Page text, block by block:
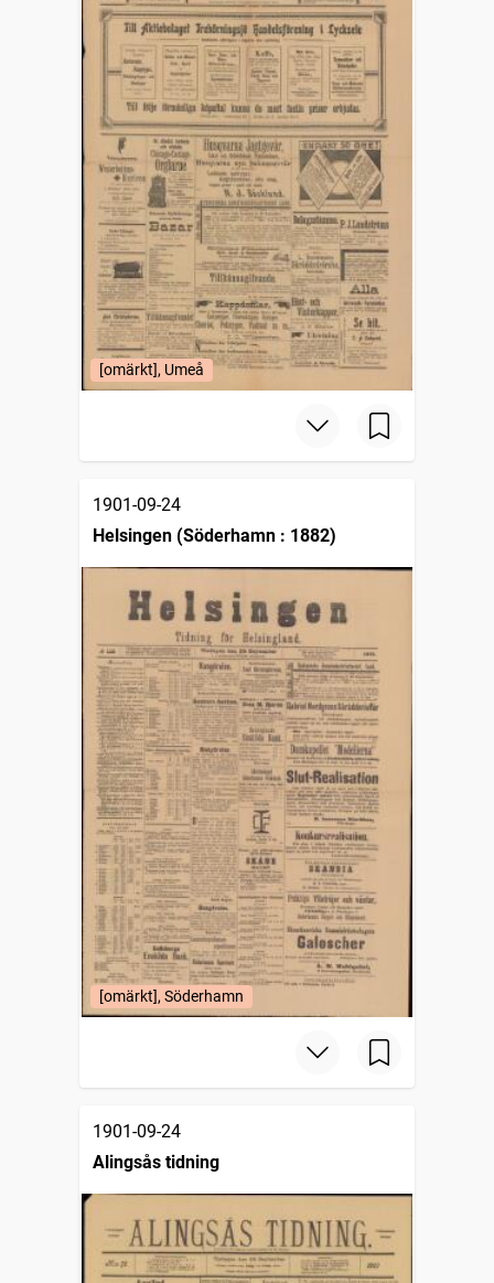
[omärkt], Umeå
1901-09-24
Helsingen (Söderhamn : 1882)
[omärkt], Söderhamn
1901-09-24
Alingsås tidning